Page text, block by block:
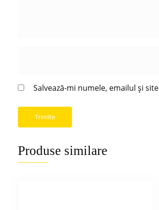
Salvează-mi numele, emailul și
Produse similare